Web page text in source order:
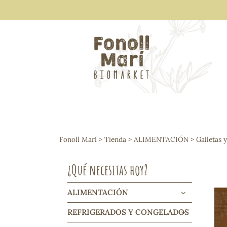
Arroces y legumbres
Frutos secos y snacks
Cereales, mueslis, hinchados y
Galletas y dulces
Vinos y cavas
Condimentos y salsas
Harinas y sémolas
Pasta
Fonoll Marí > Tienda > ALIMENTACIÓN > Galletas
¿Qué necesitas hoy?
ALIMENTACIÓN
REFRIGERADOS Y CONGELADOS